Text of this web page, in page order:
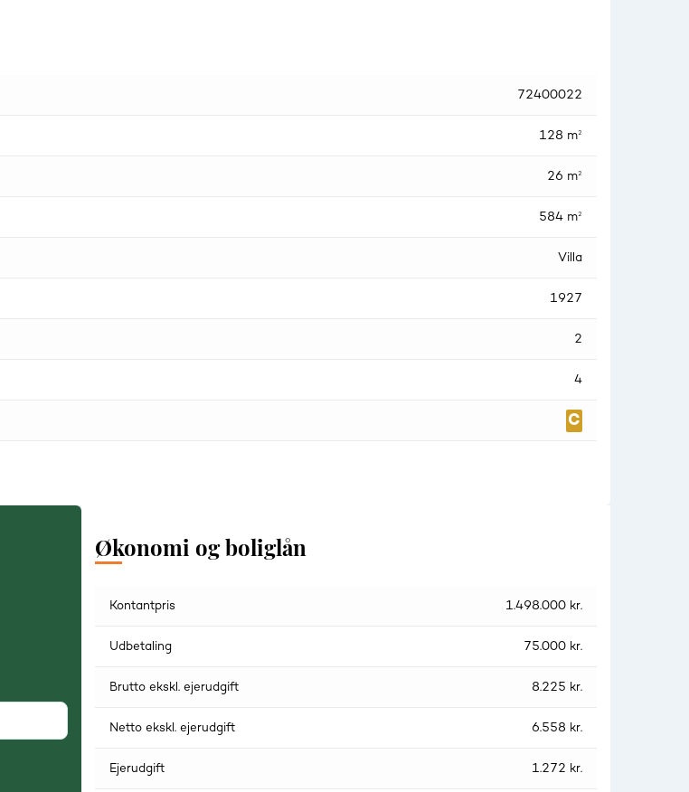
72400022
128 m²
26 m²
584 m²
Villa
1927
2
4
Økonomi og boliglån
Kontantpris 1.498.000 kr.
Udbetaling 75.000 kr.
Brutto ekskl. ejerudgift 8.225 kr.
Netto ekskl. ejerudgift 6.558 kr.
Ejerudgift 1.272 kr.